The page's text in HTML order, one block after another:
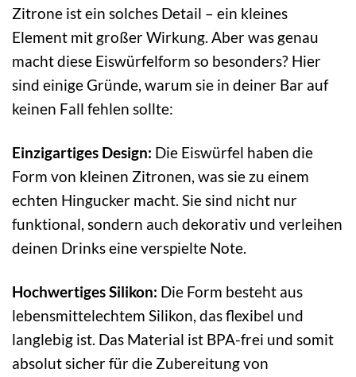
Zitrone ist ein solches Detail – ein kleines
Element mit großer Wirkung. Aber was genau
macht diese Eiswürfelform so besonders? Hier
sind einige Gründe, warum sie in deiner Bar auf
keinen Fall fehlen sollte:
Einzigartiges Design: Die Eiswürfel haben die
Form von kleinen Zitronen, was sie zu einem
echten Hingucker macht. Sie sind nicht nur
funktional, sondern auch dekorativ und verleihen
deinen Drinks eine verspielte Note.
Hochwertiges Silikon: Die Form besteht aus
lebensmittelechtem Silikon, das flexibel und
langlebig ist. Das Material ist BPA-frei und somit
absolut sicher für die Zubereitung von